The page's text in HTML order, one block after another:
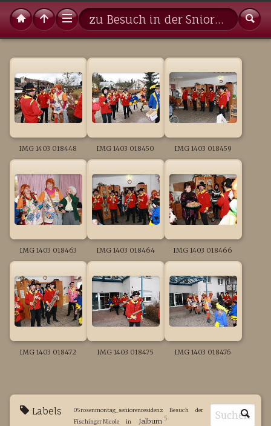
zu Besuch in der Sniorenresidenz
IMG 1403 018448 IMG 1403 018450 IMG 1403 018459
IMG 1403 018463 IMG 1403 018464 IMG 1403 018466
IMG 1403 018472 IMG 1403 018475 IMG 1403 018476
Labels 05rosenmontag_seniorenresidenz Besuch
der
Fischinger Nicole
in Jalbum 5